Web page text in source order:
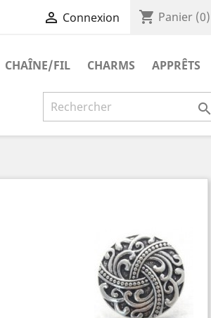
 Connexion shopping_cart Panier (0)
CHAÎNE/FIL CHARMS APPRÊTS
